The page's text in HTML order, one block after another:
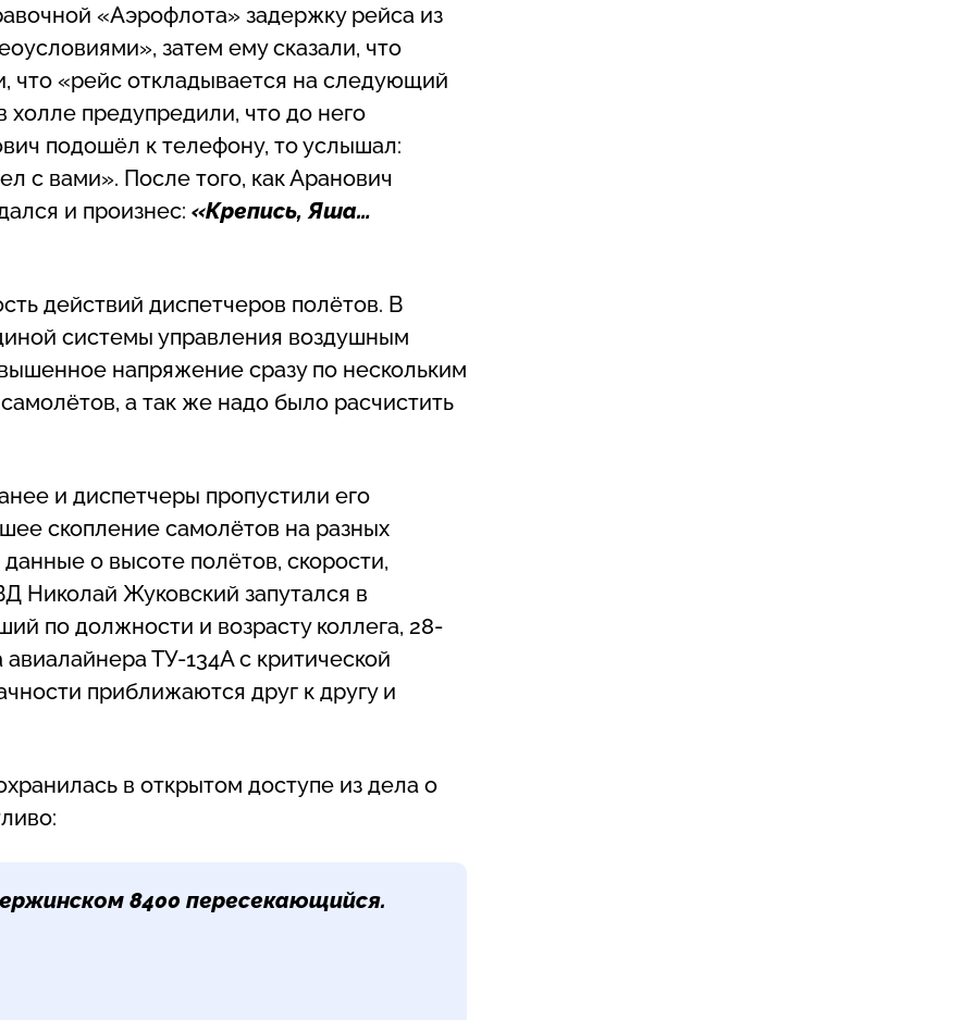
«Аэрофлота» задержку рейса из
затем ему сказали, что
что «рейс откладывается на следующий
холле предупредили, что до него
подошёл к телефону, то услышал:
с вами». После того, как Аранович
и произнес: «Крепись, Яша…
действий диспетчеров полётов. В
системы управления воздушным
напряжение сразу по нескольким
а так же надо было расчистить
и диспетчеры пропустили его
скопление самолётов на разных
о высоте полётов, скорости,
Николай Жуковский запутался в
по должности и возрасту коллега, 28-
ТУ-134А с критической
приближаются друг к другу и
в открытом доступе из дела о
8400 пересекающийся.